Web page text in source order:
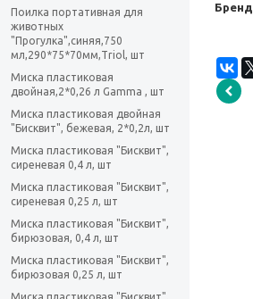
Поилка портативная для
животных
"Прогулка",синяя,750
мл,290*75*70мм,Triol, шт
Миска пластиковая
двойная,2*0,26 л Gamma , шт
Миска пластиковая двойная
"Бисквит", бежевая, 2*0,2л, шт
Миска пластиковая "Бисквит",
сиреневая 0,4 л, шт
Миска пластиковая "Бисквит",
сиреневая 0,25 л, шт
Миска пластиковая "Бисквит",
бирюзовая, 0,4 л, шт
Миска пластиковая "Бисквит",
бирюзовая 0,25 л, шт
Бренд